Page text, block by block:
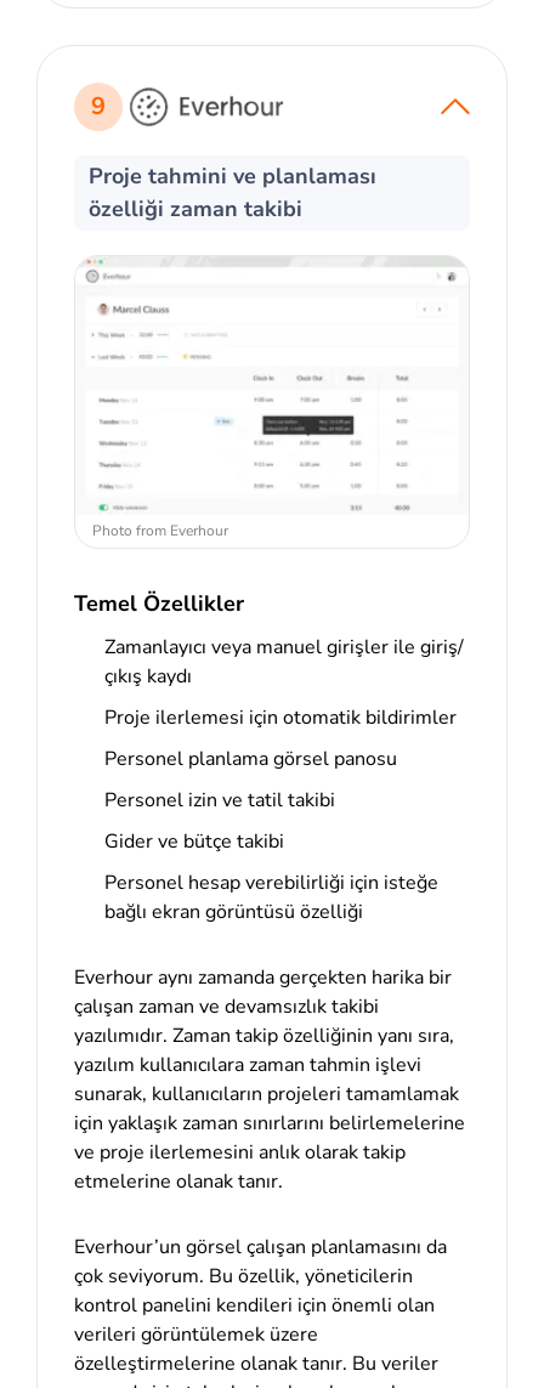
9
Proje tahmini ve planlaması
özelliği zaman takibi
Photo from Everhour
Temel Özellikler
Zamanlayıcı veya manuel girişler ile giriş/
çıkış kaydı
Proje ilerlemesi için otomatik bildirimler
Personel planlama görsel panosu
Personel izin ve tatil takibi
Gider ve bütçe takibi
Personel hesap verebilirliği için isteğe
bağlı ekran görüntüsü özelliği
Everhour aynı zamanda gerçekten harika bir
çalışan zaman ve devamsızlık takibi
yazılımıdır. Zaman takip özelliğinin yanı sıra,
yazılım kullanıcılara zaman tahmin işlevi
sunarak, kullanıcıların projeleri tamamlamak
için yaklaşık zaman sınırlarını belirlemelerine
ve proje ilerlemesini anlık olarak takip
etmelerine olanak tanır.
Everhour’un görsel çalışan planlamasını da
çok seviyorum. Bu özellik, yöneticilerin
kontrol panelini kendileri için önemli olan
verileri görüntülemek üzere
özelleştirmelerine olanak tanır. Bu veriler